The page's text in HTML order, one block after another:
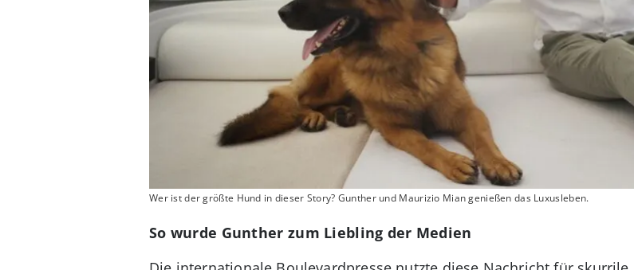
Wer ist der größte Hund in dieser Story? Gunther und Maurizio Mian genießen das Luxusleben.
So wurde Gunther zum Liebling der Medien